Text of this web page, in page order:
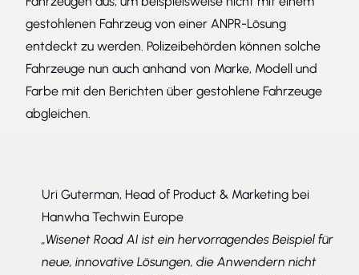
gestohlenen Fahrzeug von einer ANPR-Lösung
entdeckt zu werden. Polizeibehörden können solche
Fahrzeuge nun auch anhand von Marke, Modell und
Farbe mit den Berichten über gestohlene Fahrzeuge
abgleichen.
Uri Guterman, Head of Product & Marketing bei
Hanwha Techwin Europe
„Wisenet Road AI ist ein hervorragendes Beispiel für
neue, innovative Lösungen, die Anwendern nicht